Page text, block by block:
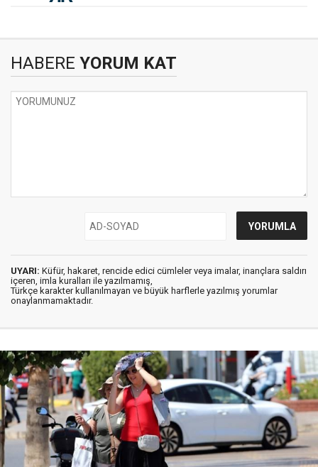
HABERE YORUM KAT
UYARI: Küfür, hakaret, rencide edici cümleler veya imalar, inançlara saldırı
içeren, imla kuralları ile yazılmamış,
Türkçe karakter kullanılmayan ve büyük harflerle yazılmış yorumlar
onaylanmamaktadır.